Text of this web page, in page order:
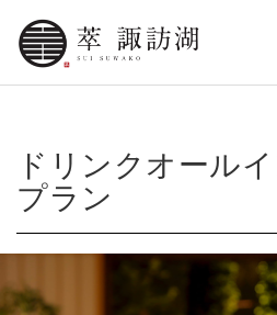
ドリンクオール
プラン